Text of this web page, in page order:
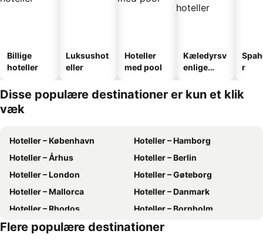
Billige
hoteller
Luksushot
eller
Hoteller
med pool
Kæledyrsv
enlige
r
Disse populære destinationer er kun et klik
væk
Hoteller – København
Hoteller – Hamborg
Hoteller – Århus
Hoteller – Berlin
Hoteller – London
Hoteller – Gøteborg
Hoteller – Mallorca
Hoteller – Danmark
Hoteller – Rhodos
Hoteller – Bornholm
Hoteller – Kreta
Hoteller – Antalya
Flere populære destinationer